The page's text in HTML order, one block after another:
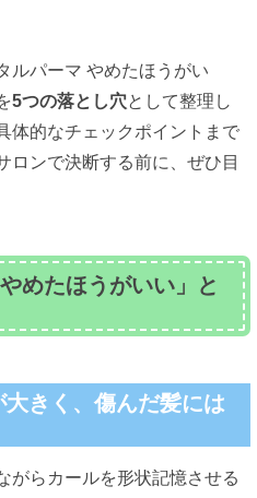
ルパーマ やめたほうがい
5つの落とし穴として整理し
体的なチェックポイントまで
ロンで決断する前に、ぜひ目
めたほうがいい」と
きく、傷んだ髪には
がらカールを形状記憶させる